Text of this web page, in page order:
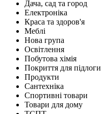
Дача, сад та город
Електроніка
Краса та здоров'я
Меблі
Нова група
Освітлення
Побутова хімія
Покриття для підлоги
Продукти
Сантехніка
Спортивні товари
Товари для дому